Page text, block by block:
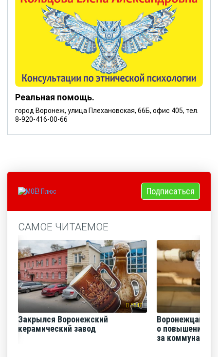
Реальная помощь.
город Воронеж, улица Плехановская, 66Б, офис 405, тел.
8-920-416-00-66
Подписаться
САМОЕ ЧИТАЕМОЕ
5547
Закрылся Воронежский
керамический завод
Воронежцам
о повышении
за